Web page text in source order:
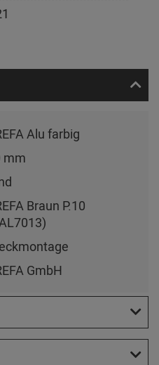
Alu farbig
mm
Braun P.10
GmbH